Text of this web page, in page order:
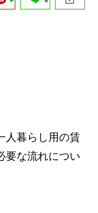
人暮らし用の賃
要な流れについ